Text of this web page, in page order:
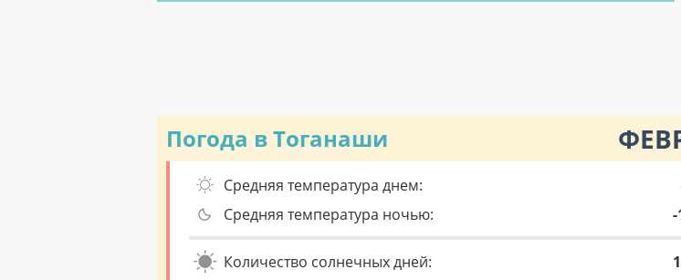
Погода в Тоганаши
Средняя температура днем:
Средняя температура ночью:
-
Количество солнечных дней: